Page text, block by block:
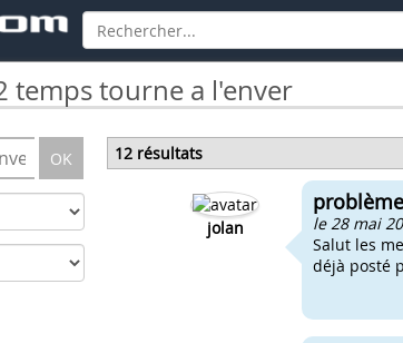
temps tourne a l'enver
OK 12 résultats
jolan
le 28 mai
Salut les
déjà posté